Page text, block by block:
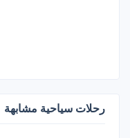
رحلات سياحية مشابهة